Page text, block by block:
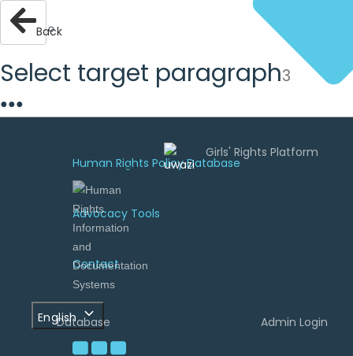
Human Rights Policy Database
Advocacy Tools
Contact
English
Back
Select target paragraph3
●●●
developed by
Database Admin Login